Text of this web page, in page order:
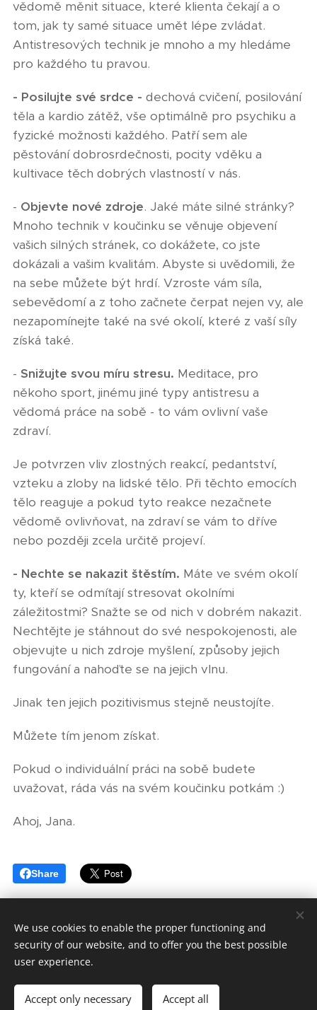
vědomě měnit situace, které klienta čekají a o
tom, jak ty samé situace umět lépe zvládat.
Antistresových technik je mnoho a my hledáme
pro každého tu pravou.
- Posilujte své srdce - dechová cvičení, posilování
těla a kardio zátěž, vše optimálně pro psychiku a
fyzické možnosti každého. Patří sem ale
pěstování dobrosrdečnosti, pocity vděku a
kultivace těch dobrých vlastností v nás.
- Objevte nové zdroje. Jaké máte silné stránky?
Mnoho technik v koučinku se věnuje objevení
vašich silných stránek, co dokážete, co jste
dokázali a vašim kvalitám. Abyste si uvědomili, že
na sebe můžete být hrdí. Vzroste vám síla,
sebevědomí a z toho začnete čerpat nejen vy, ale
nezapomínejte také na své okolí, které z vaší síly
získá také.
- Snižujte svou míru stresu. Meditace, pro
někoho sport, jinému jiné typy antistresu a
vědomá práce na sobě - to vám ovlivní vaše
zdraví.
Je potvrzen vliv zlostných reakcí, pedantství,
vzteku a zloby na lidské tělo. Při těchto emocích
tělo reaguje a pokud tyto reakce nezačnete
vědomě ovlivňovat, na zdraví se vám to dříve
nebo později zcela určitě projeví.
- Nechte se nakazit štěstím. Máte ve svém okolí
ty, kteří se odmítají stresovat okolními
záležitostmi? Snažte se od nich v dobrém nakazit.
Nechtějte je stáhnout do své nespokojenosti, ale
objevujte u nich zdroje myšlení, způsoby jejich
fungování a nahoďte se na jejich vlnu.
Jinak ten jejich pozitivismus stejně neustojíte.
Můžete tím jenom získat.
Pokud o individuální práci na sobě budete
uvažovat, ráda vás na svém koučinku potkám :)
Ahoj, Jana.
Share
© 2025 All rights reserved
Powered by Webnode Cookies
We use cookies to enable the proper functioning and
security of our website, and to offer you the best possible
user experience.
Accept only necessary Accept all